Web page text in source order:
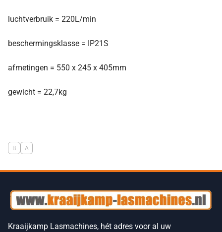
luchtverbruik = 220L/min
beschermingsklasse = IP21S
afmetingen = 550 x 245 x 405mm
gewicht = 22,7kg
B A
Kraaijkamp Lasmachines, hét adres voor al uw